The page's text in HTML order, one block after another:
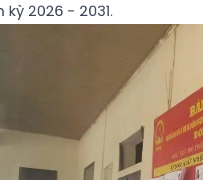
kỳ 2026 - 2031.